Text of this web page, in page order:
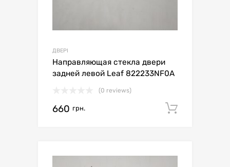
ДВЕРІ
Направляющая стекла двери
задней левой Leaf 822233NF0A
(0 reviews)
660 грн.